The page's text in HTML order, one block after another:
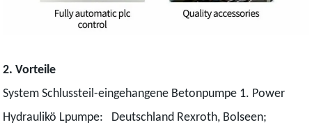
2. Vorteile
System Schlussteil-eingehangene Betonpumpe 1. Power
Hydraulikö Lpumpe: Deutschland Rexroth, Bolseen;